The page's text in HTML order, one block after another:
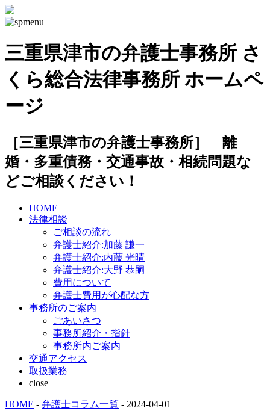
三重県津市の弁護士事務所 さ
くら総合法律事務所 ホームペ
ージ
［三重県津市の弁護士事務所］ 離
婚・多重債務・交通事故・相続問題な
どご相談ください！
HOME
法律相談
ご相談の流れ
弁護士紹介:加藤 謙一
弁護士紹介:内藤 光晴
弁護士紹介:大野 恭嗣
費用について
弁護士費用が心配な方
事務所のご案内
ごあいさつ
事務所紹介・指針
事務所内ご案内
交通アクセス
取扱業務
close
HOME - 弁護士コラム一覧 - 2024-04-01